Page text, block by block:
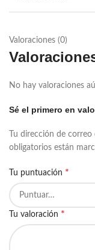
Valoraciones (0)
No hay valoraciones
Sé el primero en
Tu dirección de
obligatorios están
Tu puntuación *
Tu valoración *